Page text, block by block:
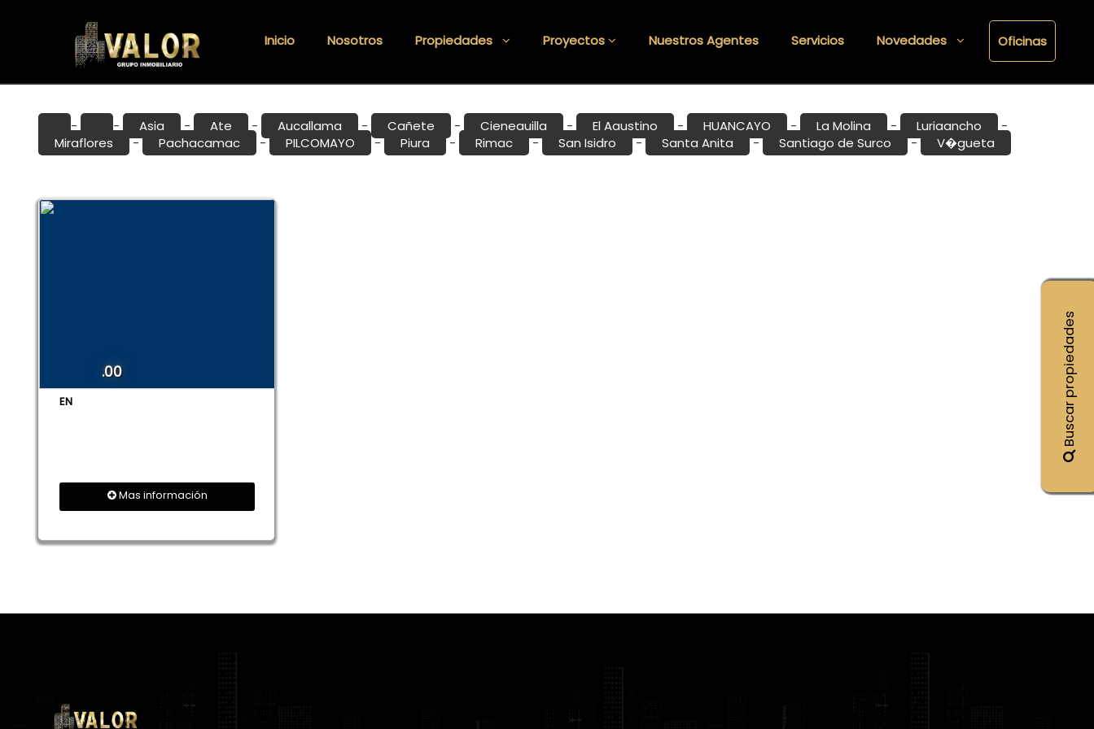
Inicio Nosotros Propiedades Proyectos Nuestros Agentes Servicios Novedades Oficinas
- - Asia - Ate - Aucallama - Cañete - Cieneguilla - El Agustino - HUANCAYO - La Molina - Lurigancho -
Miraflores - Pachacamac - PILCOMAYO - Piura - Rimac - San Isidro - Santa Anita - Santiago de Surco - V�gueta
EN
.00
Mas información
Buscar propiedades